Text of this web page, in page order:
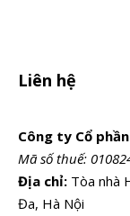
Liên hệ
Công ty Cổ
Mã số thuế:
Địa chỉ: Tòa nhà
Đa, Hà Nội